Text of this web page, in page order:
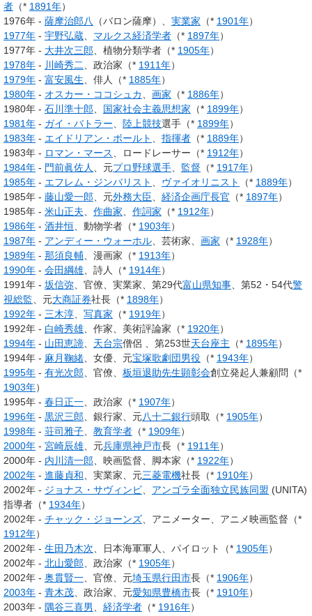
者 （* 1891年）
1976年 - 薩摩治郎八 （バロン薩摩）、 実業家 （* 1901年）
1977年 - 宇野弘蔵 マルクス経済学者 （* 1897年）
1977年 - 大井次三郎 、植物分類学者（* 1905年）
1978年 - 川崎秀二 、政治家（* 1911年）
1979年 - 富安風生 、俳人（* 1885年）
1980年 - オスカー・ココシュカ 画家 （* 1886年）
1980年 - 石川準十郎 国家社会主義思想家 （* 1899年）
1981年 - ガイ・バトラー 陸上競技選手（* 1899年）
1983年 - エイドリアン・ボールト 指揮者 （* 1889年）
1983年 - ロマン・マース 、ロードレーサー（* 1912年）
1984年 - 門前眞佐人 、元プロ野球選手 監督 （* 1917年）
1985年 - エフレム・ジンバリスト ヴァイオリニスト （* 1889年）
1985年 - 藤山愛一郎 、元外務大臣 経済企画庁長官 （* 1897年）
1985年 - 米山正夫 作曲家 作詞家 （* 1912年）
1986年 - 酒井恒 、動物学者（* 1903年）
1987年 - アンディー・ウォーホル 、芸術家、 画家 （* 1928年）
1989年 - 那須良輔 、漫画家（* 1913年）
1990年 - 会田綱雄 、詩人（* 1914年）
1991年 - 坂信弥 、官僚、実業家、第29代富山県知事 、第52・54代警
視総監 、元大商証券社長（* 1898年）
1992年 - 三木淳 写真家 （* 1919年）
1992年 - 白崎秀雄 、作家、美術評論家（* 1920年）
1994年 - 山田恵諦 天台宗僧侶 、第253世天台座主 （* 1895年）
1994年 - 麻月鞠緒 、女優、元宝塚歌劇団男役 （* 1943年）
1995年 - 有光次郎 、官僚、 板垣退助先生顕彰会創立発起人兼顧問（*
1903年）
1995年 - 春日正一 、政治家（* 1907年）
1996年 - 黒沢三郎 、銀行家、元八十二銀行頭取（* 1905年）
1998年 - 荘司雅子 教育学者 （* 1909年）
2000年 - 宮崎辰雄 、元兵庫県神戸市長（* 1911年）
2000年 - 内川清一郎 、映画監督、脚本家（* 1922年）
2002年 - 進藤貞和 、実業家、元三菱電機社長（* 1910年）
2002年 - ジョナス・サヴィンビ アンゴラ全面独立民族同盟 (UNITA)
指導者（* 1934年）
2002年 - チャック・ジョーンズ 、アニメーター、アニメ映画監督（*
1912年）
2002年 - 生田乃木次 、日本海軍軍人、パイロット（* 1905年）
2002年 - 北山愛郎 、政治家（* 1905年）
2002年 - 奥貫賢一 、官僚、元埼玉県行田市長（* 1906年）
2003年 - 青木茂 、政治家、元愛知県豊橋市長（* 1910年）
2003年 - 隅谷三喜男 経済学者 （* 1916年）